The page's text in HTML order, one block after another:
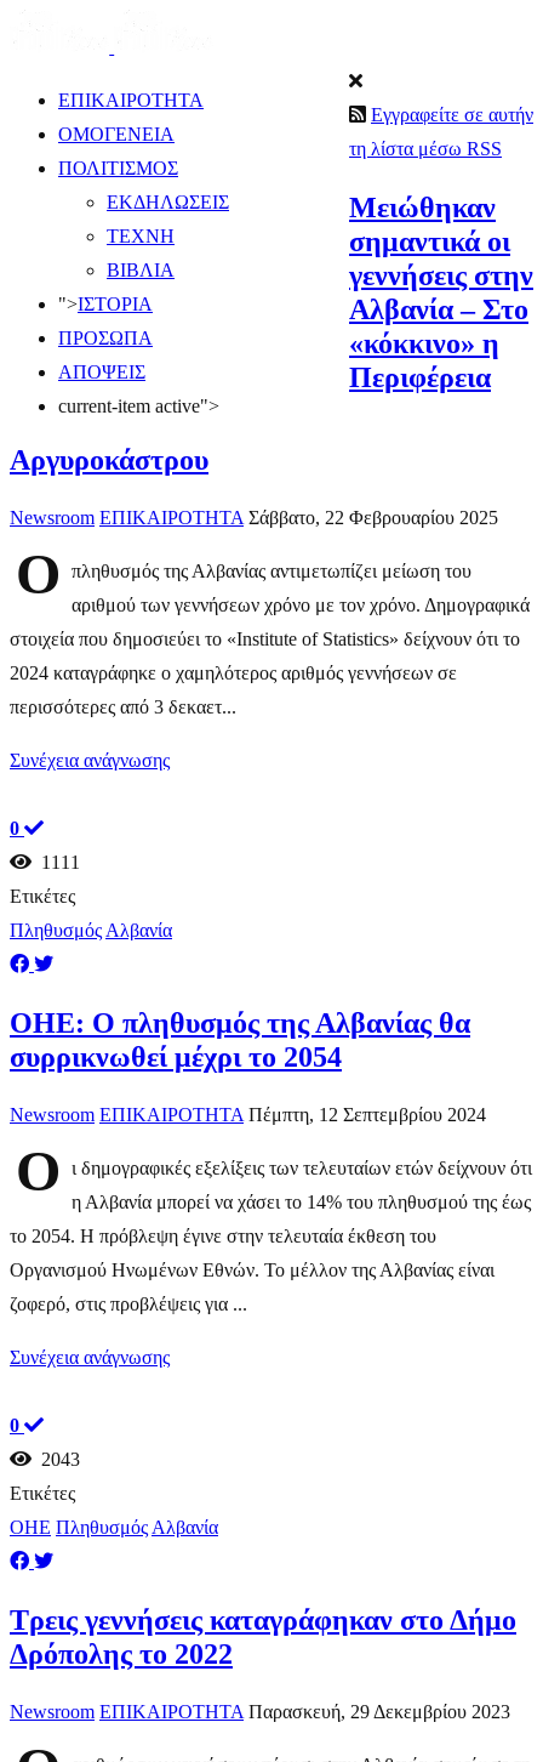
ΕΠΙΚΑΙΡΟΤΗΤΑ
ΟΜΟΓΕΝΕΙΑ
ΠΟΛΙΤΙΣΜΟΣ
ΕΚΔΗΛΩΣΕΙΣ
ΤΕΧΝΗ
ΒΙΒΛΙΑ
">ΙΣΤΟΡΙΑ
ΠΡΟΣΩΠΑ
ΑΠΟΨΕΙΣ
current-item active">
Εγγραφείτε σε αυτήν
τη λίστα μέσω RSS
Μειώθηκαν
σημαντικά οι
γεννήσεις στην
Αλβανία – Στο
«κόκκινο» η
Περιφέρεια
Αργυροκάστρου
Newsroom ΕΠΙΚΑΙΡΟΤΗΤΑ Σάββατο, 22 Φεβρουαρίου 2025
Ο
πληθυσμός της Αλβανίας αντιμετωπίζει μείωση του
αριθμού των γεννήσεων χρόνο με τον χρόνο. Δημογραφικά
στοιχεία που δημοσιεύει το «Institute of Statistics» δείχνουν ότι το
2024 καταγράφηκε ο χαμηλότερος αριθμός γεννήσεων σε
περισσότερες από 3 δεκαετ...
Συνέχεια ανάγνωσης
0
1111
Ετικέτες
Πληθυσμός Αλβανία
ΟΗΕ: Ο πληθυσμός της Αλβανίας θα
συρρικνωθεί μέχρι το 2054
Newsroom ΕΠΙΚΑΙΡΟΤΗΤΑ Πέμπτη, 12 Σεπτεμβρίου 2024
Ο
ι δημογραφικές εξελίξεις των τελευταίων ετών δείχνουν ότι
η Αλβανία μπορεί να χάσει το 14% του πληθυσμού της έως
το 2054. Η πρόβλεψη έγινε στην τελευταία έκθεση του
Οργανισμού Ηνωμένων Εθνών. Το μέλλον της Αλβανίας είναι
ζοφερό, στις προβλέψεις για ...
Συνέχεια ανάγνωσης
0
2043
Ετικέτες
ΟΗΕ Πληθυσμός Αλβανία
Τρεις γεννήσεις καταγράφηκαν στο Δήμο
Δρόπολης το 2022
Newsroom ΕΠΙΚΑΙΡΟΤΗΤΑ Παρασκευή, 29 Δεκεμβρίου 2023